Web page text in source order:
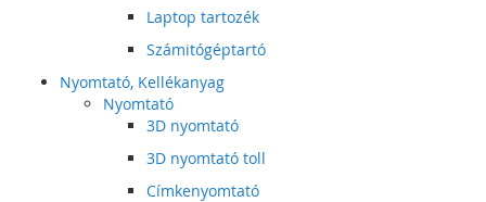
Laptop tartozék
Számitógéptartó
Nyomtató, Kellékanyag
Nyomtató
3D nyomtató
3D nyomtató toll
Címkenyomtató